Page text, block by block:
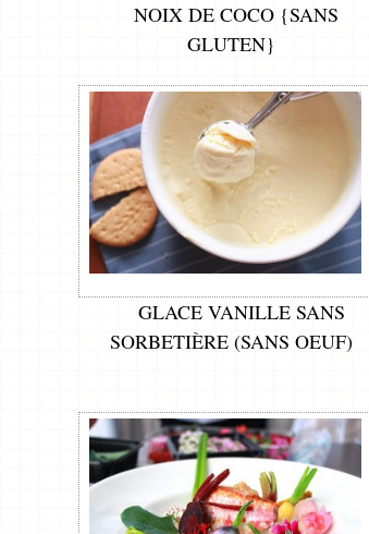
NOIX DE COCO {SANS
GLUTEN}
GLACE VANILLE SANS
SORBETIÈRE (SANS OEUF)